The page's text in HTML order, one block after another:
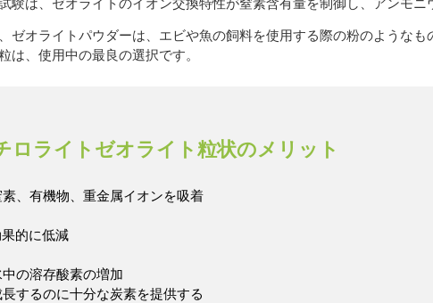
ゼオライトパウダーは、エビや魚の飼料を使用する際の粉のような
は、使用中の最良の選択です。
ロライトゼオライト粒状のメリット
、有機物、重金属イオンを吸着
的に低減
の溶存酸素の増加
するのに十分な炭素を提供する